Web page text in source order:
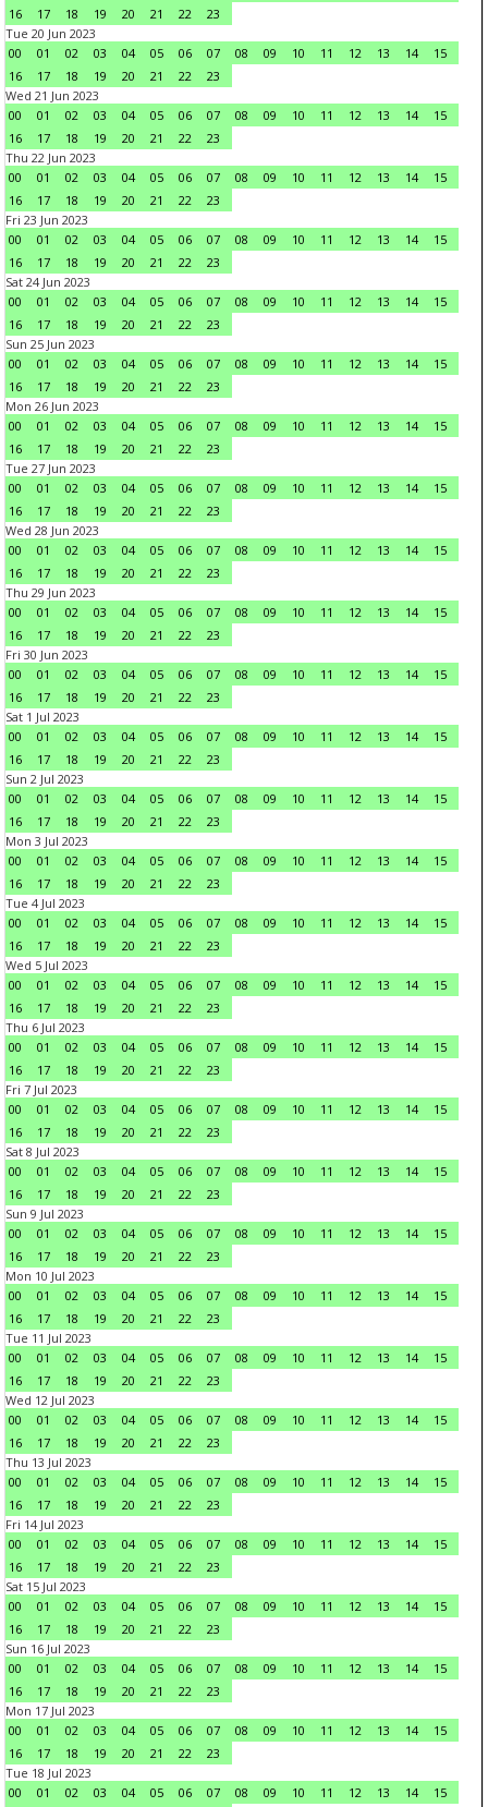
16
17 18 19 20 21 22
23
Tue 20 Jun 2023
00
01 02 03 04 05 06 07 08 09 10 11 12 13 14
15
16
17 18 19 20 21 22
23
Wed 21 Jun 2023
00
01 02 03 04 05 06 07 08 09 10 11 12 13 14
15
16
17 18 19 20 21 22
23
Thu 22 Jun 2023
00
01 02 03 04 05 06 07 08 09 10 11 12 13 14
15
16
17 18 19 20 21 22
23
Fri 23 Jun 2023
00
01 02 03 04 05 06 07 08 09 10 11 12 13 14
15
16
17 18 19 20 21 22
23
Sat 24 Jun 2023
00
01 02 03 04 05 06 07 08 09 10 11 12 13 14
15
16
17 18 19 20 21 22
23
Sun 25 Jun 2023
00
01 02 03 04 05 06 07 08 09 10 11 12 13 14
15
16
17 18 19 20 21 22
23
Mon 26 Jun 2023
00
01 02 03 04 05 06 07 08 09 10 11 12 13 14
15
16
17 18 19 20 21 22
23
Tue 27 Jun 2023
00
01 02 03 04 05 06 07 08 09 10 11 12 13 14
15
16
17 18 19 20 21 22
23
Wed 28 Jun 2023
00
01 02 03 04 05 06 07 08 09 10 11 12 13 14
15
16
17 18 19 20 21 22
23
Thu 29 Jun 2023
00
01 02 03 04 05 06 07 08 09 10 11 12 13 14
15
16
17 18 19 20 21 22
23
Fri 30 Jun 2023
00
01 02 03 04 05 06 07 08 09 10 11 12 13 14
15
16
17 18 19 20 21 22
23
Sat 1 Jul 2023
00
01 02 03 04 05 06 07 08 09 10 11 12 13 14
15
16
17 18 19 20 21 22
23
Sun 2 Jul 2023
00
01 02 03 04 05 06 07 08 09 10 11 12 13 14
15
16
17 18 19 20 21 22
23
Mon 3 Jul 2023
00
01 02 03 04 05 06 07 08 09 10 11 12 13 14
15
16
17 18 19 20 21 22
23
Tue 4 Jul 2023
00
01 02 03 04 05 06 07 08 09 10 11 12 13 14
15
16
17 18 19 20 21 22
23
Wed 5 Jul 2023
00
01 02 03 04 05 06 07 08 09 10 11 12 13 14
15
16
17 18 19 20 21 22
23
Thu 6 Jul 2023
00
01 02 03 04 05 06 07 08 09 10 11 12 13 14
15
16
17 18 19 20 21 22
23
Fri 7 Jul 2023
00
01 02 03 04 05 06 07 08 09 10 11 12 13 14
15
16
17 18 19 20 21 22
23
Sat 8 Jul 2023
00
01 02 03 04 05 06 07 08 09 10 11 12 13 14
15
16
17 18 19 20 21 22
23
Sun 9 Jul 2023
00
01 02 03 04 05 06 07 08 09 10 11 12 13 14
15
16
17 18 19 20 21 22
23
Mon 10 Jul 2023
00
01 02 03 04 05 06 07 08 09 10 11 12 13 14
15
16
17 18 19 20 21 22
23
Tue 11 Jul 2023
00
01 02 03 04 05 06 07 08 09 10 11 12 13 14
15
16
17 18 19 20 21 22
23
Wed 12 Jul 2023
00
01 02 03 04 05 06 07 08 09 10 11 12 13 14
15
16
17 18 19 20 21 22
23
Thu 13 Jul 2023
00
01 02 03 04 05 06 07 08 09 10 11 12 13 14
15
16
17 18 19 20 21 22
23
Fri 14 Jul 2023
00
01 02 03 04 05 06 07 08 09 10 11 12 13 14
15
16
17 18 19 20 21 22
23
Sat 15 Jul 2023
00
01 02 03 04 05 06 07 08 09 10 11 12 13 14
15
16
17 18 19 20 21 22
23
Sun 16 Jul 2023
00
01 02 03 04 05 06 07 08 09 10 11 12 13 14
15
16
17 18 19 20 21 22
23
Mon 17 Jul 2023
00
01 02 03 04 05 06 07 08 09 10 11 12 13 14
15
16
17 18 19 20 21 22
23
Tue 18 Jul 2023
00
01 02 03 04 05 06 07 08 09 10 11 12 13 14 15